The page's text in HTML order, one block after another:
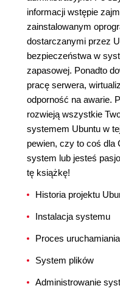
informacji wstępie
zainstalowanym
dostarczanymi przez
bezpieczeństwa w
zapasowej. Ponadto
pracę serwera,
odporność na awarie.
rozwieją wszystkie
systemem Ubuntu w
pewien, czy to coś dla
system lub jesteś
tę książkę!
Historia projektu
Instalacja systemu
Proces
System plików
Administrowanie